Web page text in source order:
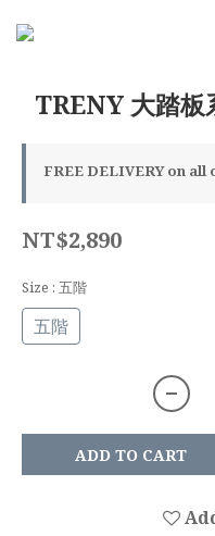
TRENY 大踏板
FREE DELIVERY on
NT$2,890
Size : 五階
五階
ADD TO CART